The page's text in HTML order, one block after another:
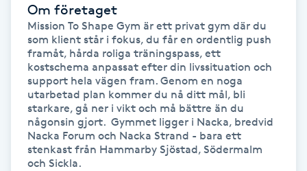
Hårvård
Hälsa
Hälsprickor
Idrottsmassage
Om företaget
Mission To Shape Gym är ett privat gym där du
som klient står i fokus, du får en ordentlig push
framåt, hårda roliga träningspass, ett
kostschema anpassat efter din livssituation och
support hela vägen fram. Genom en noga
utarbetad plan kommer du nå ditt mål, bli
starkare, gå ner i vikt och må bättre än du
någonsin gjort.  Gymmet ligger i Nacka, bredvid
Nacka Forum och Nacka Strand - bara ett
stenkast från Hammarby Sjöstad, Södermalm
och Sickla.